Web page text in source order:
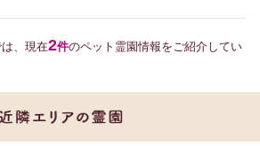
は、現在2件のペット霊園情報をご紹介してい